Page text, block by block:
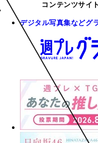
コンテンツサイ
デジタル写真集などグ